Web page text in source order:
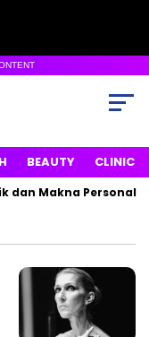
BEAUTY CLINIC
Makna Personal